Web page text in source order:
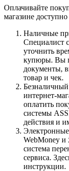
Оплачивайте
магазине
Наличные
Специалист
уточнить
купюры. Вы
документы,
товар и чек.
интернет-
оплатить
системы
действия и
WebMoney и
система
сервиса.
инструкции.